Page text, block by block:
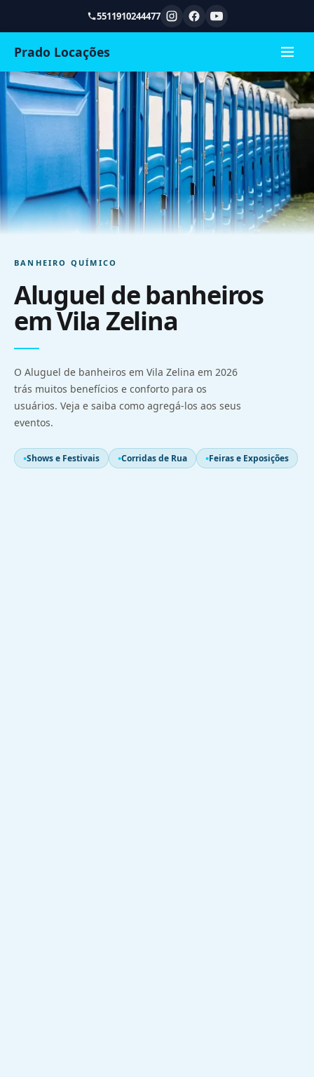
5511910244477
Prado Locações
BANHEIRO QUÍMICO
Aluguel de banheiros
em Vila Zelina
O Aluguel de banheiros em Vila Zelina em 2026
trás muitos benefícios e conforto para os
usuários. Veja e saiba como agregá-los aos seus
eventos.
Shows e Festivais Corridas de Rua Feiras e Exposições